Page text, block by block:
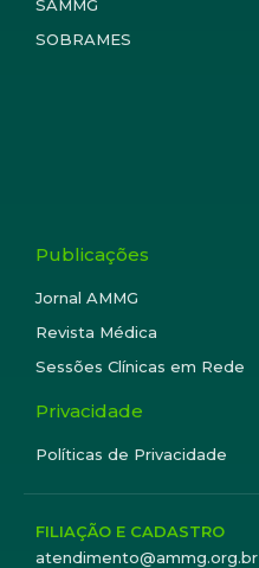
SAMMG
SOBRAMES
Publicações
Jornal AMMG
Revista Médica
Sessões Clínicas em Rede
Privacidade
Políticas de Privacidade
FILIAÇÃO E CADASTRO
atendimento@ammg.org.br